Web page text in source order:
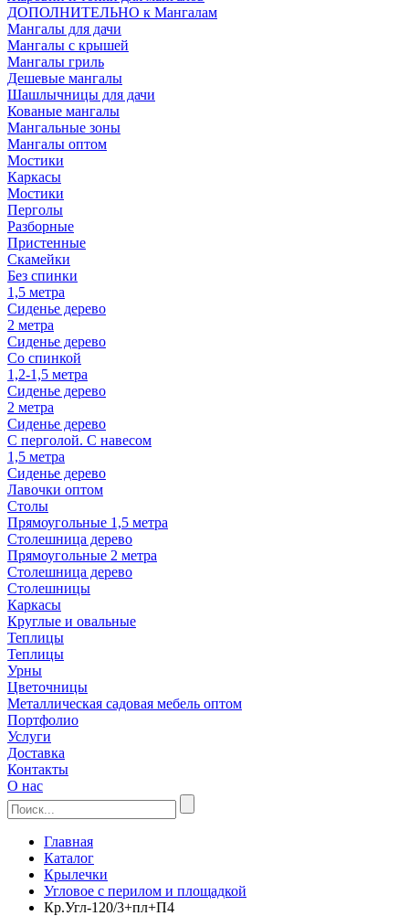
ДОПОЛНИТЕЛЬНО к Мангалам
Мангалы для дачи
Мангалы с крышей
Мангалы гриль
Дешевые мангалы
Шашлычницы для дачи
Кованые мангалы
Мангальные зоны
Мангалы оптом
Мостики
Каркасы
Мостики
Перголы
Разборные
Пристенные
Скамейки
Без спинки
1,5 метра
Сиденье дерево
2 метра
Сиденье дерево
Со спинкой
1,2-1,5 метра
Сиденье дерево
2 метра
Сиденье дерево
С перголой. С навесом
1,5 метра
Сиденье дерево
Лавочки оптом
Столы
Прямоугольные 1,5 метра
Столешница дерево
Прямоугольные 2 метра
Столешница дерево
Столешницы
Каркасы
Круглые и овальные
Теплицы
Теплицы
Урны
Цветочницы
Металлическая садовая мебель оптом
Портфолио
Услуги
Доставка
Контакты
О нас
Главная
Каталог
Крылечки
Угловое с перилом и площадкой
Кр.Угл-120/3+пл+П4